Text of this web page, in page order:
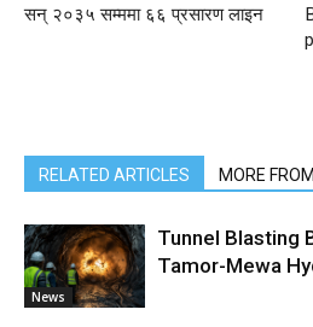
सन् २०३५ सम्ममा ६६ प्रसारण लाइन
RELATED ARTICLES MORE
News
Tunnel Blasting
Tamor-Mewa